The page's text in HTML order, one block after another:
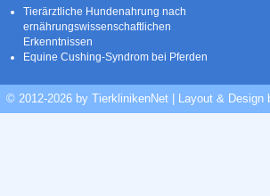
Tierärztliche Hundenahrung nach
ernährungswissenschaftlichen
Erkenntnissen
Equine Cushing-Syndrom bei Pferden
© 2012-2026 by TierklinikenNet | Layout & Design